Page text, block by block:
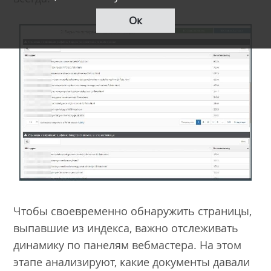
Чтобы своевременно обнаружить страницы,
выпавшие из индекса, важно отслеживать
динамику по панелям вебмастера. На этом
этапе анализируют, какие документы давали
Ок